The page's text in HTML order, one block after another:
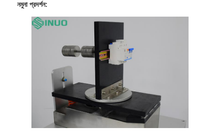
নমুনা প্রদর্শন: